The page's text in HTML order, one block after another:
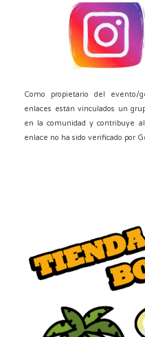
Como propietario del evento/
enlaces están vinculados un
en la comunidad y contribuye
enlace no ha sido verificado por